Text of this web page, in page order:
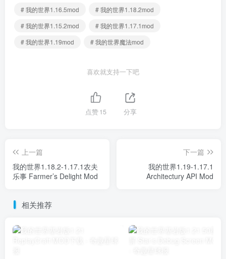
# 我的世界1.16.5mod
# 我的世界1.18.2mod
# 我的世界1.15.2mod
# 我的世界1.17.1mod
# 我的世界1.19mod
# 我的世界魔法mod
喜欢就支持一下吧
点赞15 分享
上一篇
我的世界1.18.2-1.17.1农夫
乐事 Farmer’s Delight Mod
下一篇
我的世界1.19-1.17.1
Architectury API Mod
相关推荐